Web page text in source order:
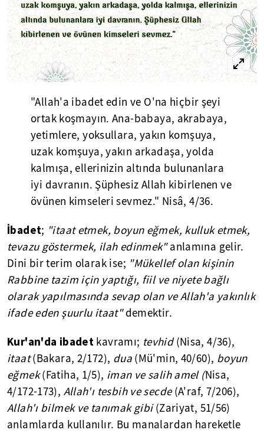
"Allah'a ibadet edin ve O'na hiçbir şeyi
ortak koşmayın. Ana-babaya, akrabaya,
yetimlere, yoksullara, yakın komşuya,
uzak komşuya, yakın arkadaşa, yolda
kalmışa, ellerinizin altında bulunanlara
iyi davranın. Şüphesiz Allah kibirlenen ve
övünen kimseleri sevmez." Nisâ, 4/36.
İbadet; "itaat etmek, boyun eğmek, kulluk etmek,
tevazu göstermek, ilah edinmek"anlamına gelir.
Dini bir terim olarak ise; "Mükellef olan kişinin
Rabbine tazim için yaptığı, fiil ve niyete bağlı
olarak yapılmasında sevap olan ve Allah'a yakınlık
ifade eden şuurlu itaat"demektir.
Kur'an'da ibadet kavramı; tevhid(Nisa, 4/36),
itaat(Bakara, 2/172), dua (Mü'min, 40/60), boyun
eğmek(Fatiha, 1/5), iman ve salih amel (Nisa,
4/172-173), Allah'ı tesbih ve secde(A'raf, 7/206),
Allah'ı bilmek ve tanımak gibi(Zariyat, 51/56)
anlamlarda kullanılır. Bu manalardan hareketle